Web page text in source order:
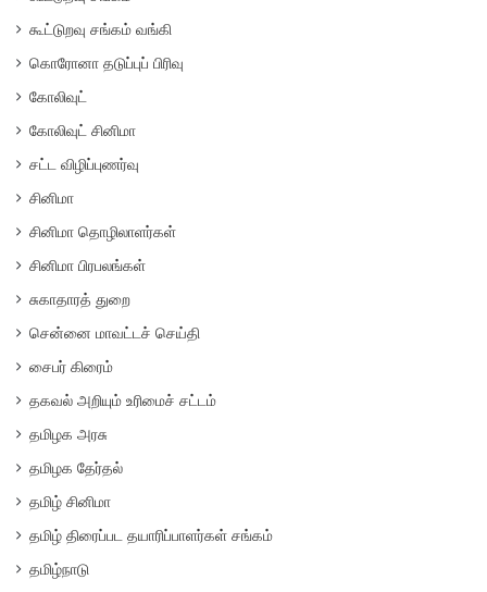
கூட்டுறவு சங்கம் வங்கி
கொரோனா தடுப்புப் பிரிவு
கோலிவுட்
கோலிவுட் சினிமா
சட்ட விழிப்புணர்வு
சினிமா
சினிமா தொழிலாளர்கள்
சினிமா பிரபலங்கள்
சுகாதாரத் துறை
சென்னை மாவட்டச் செய்தி
சைபர் கிரைம்
தகவல் அறியும் உரிமைச் சட்டம்
தமிழக அரசு
தமிழக தேர்தல்
தமிழ் சினிமா
தமிழ் திரைப்பட தயாரிப்பாளர்கள் சங்கம்
தமிழ்நாடு